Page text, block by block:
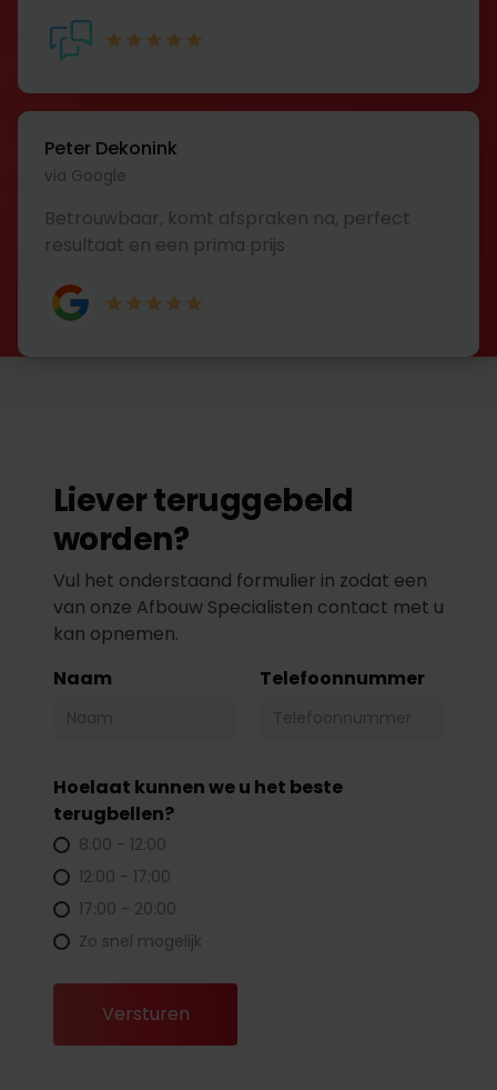
Peter Dekonink
via Google
Betrouwbaar, komt afspraken na, perfect
resultaat en een prima prijs
Liever teruggebeld
worden?
Vul het onderstaand formulier in zodat een
van onze Afbouw Specialisten contact met u
kan opnemen.
Naam
Telefoonnummer
Hoelaat kunnen we u het beste
terugbellen?
8:00 - 12:00
12:00 - 17:00
17:00 - 20:00
Zo snel mogelijk